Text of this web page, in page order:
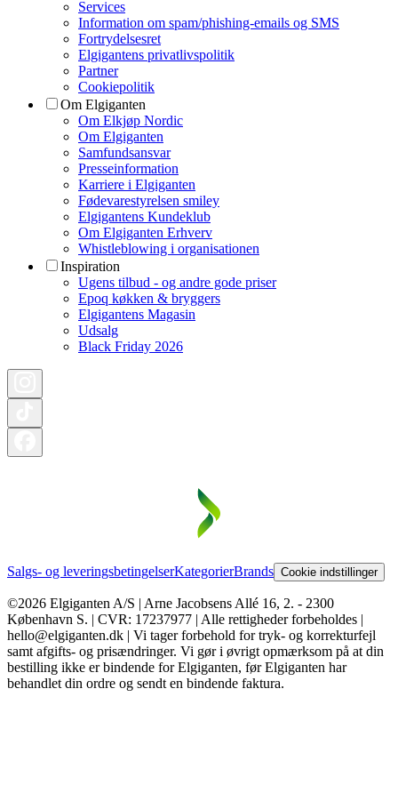
Services
Information om spam/phishing-emails og SMS
Fortrydelsesret
Elgigantens privatlivspolitik
Partner
Cookiepolitik
Om Elgiganten
Om Elkjøp Nordic
Om Elgiganten
Samfundsansvar
Presseinformation
Karriere i Elgiganten
Fødevarestyrelsen smiley
Elgigantens Kundeklub
Om Elgiganten Erhverv
Whistleblowing i organisationen
Inspiration
Ugens tilbud - og andre gode priser
Epoq køkken & bryggers
Elgigantens Magasin
Udsalg
Black Friday 2026
Salgs- og leveringsbetingelserKategorierBrands Cookie indstillinger
©2026 Elgiganten A/S | Arne Jacobsens Allé 16, 2. - 2300
København S. | CVR: 17237977 | Alle rettigheder forbeholdes |
hello@elgiganten.dk | Vi tager forbehold for tryk- og korrekturfejl
samt afgifts- og prisændringer. Vi gør i øvrigt opmærksom på at din
bestilling ikke er bindende for Elgiganten, før Elgiganten har
behandlet din ordre og sendt en bindende faktura.